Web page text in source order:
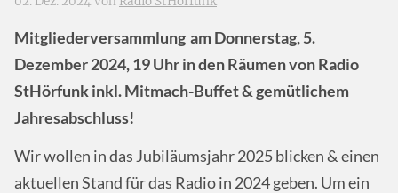
Mitgliederversammlung am Donnerstag, 5.
Dezember 2024, 19 Uhr in den Räumen von Radio
StHörfunk inkl. Mitmach-Buffet & gemütlichem
Jahresabschluss!
Wir wollen in das Jubiläumsjahr 2025 blicken & einen
aktuellen Stand für das Radio in 2024 geben. Um ein